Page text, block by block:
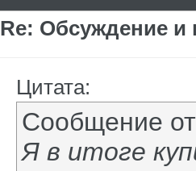
Re: Обсуждение
Цитата:
Сообщение
Я в итоге